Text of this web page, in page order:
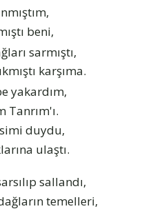
beni,
sarmıştı,
karşıma.
yakardım,
Tanrım'ı.
duydu,
ulaştı.
sallandı,
temelleri,